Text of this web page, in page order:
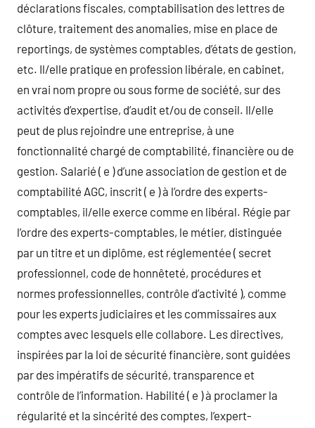
déclarations fiscales, comptabilisation des lettres de
clôture, traitement des anomalies, mise en place de
reportings, de systèmes comptables, d’états de gestion,
etc. Il/elle pratique en profession libérale, en cabinet,
en vrai nom propre ou sous forme de société, sur des
activités d’expertise, d’audit et/ou de conseil. Il/elle
peut de plus rejoindre une entreprise, à une
fonctionnalité chargé de comptabilité, financière ou de
gestion. Salarié ( e ) d’une association de gestion et de
comptabilité AGC, inscrit ( e ) à l’ordre des experts-
comptables, il/elle exerce comme en libéral. Régie par
l’ordre des experts-comptables, le métier, distinguée
par un titre et un diplôme, est réglementée ( secret
professionnel, code de honnêteté, procédures et
normes professionnelles, contrôle d’activité ), comme
pour les experts judiciaires et les commissaires aux
comptes avec lesquels elle collabore. Les directives,
inspirées par la loi de sécurité financière, sont guidées
par des impératifs de sécurité, transparence et
contrôle de l’information. Habilité ( e ) à proclamer la
régularité et la sincérité des comptes, l’expert-